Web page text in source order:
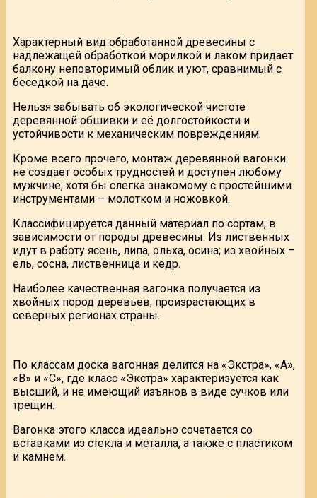
Характерный вид обработанной древесины с
надлежащей обработкой морилкой и лаком придает
балкону неповторимый облик и уют, сравнимый с
беседкой на даче.
Нельзя забывать об экологической чистоте
деревянной обшивки и её долгостойкости и
устойчивости к механическим повреждениям.
Кроме всего прочего, монтаж деревянной вагонки
не создает особых трудностей и доступен любому
мужчине, хотя бы слегка знакомому с простейшими
инструментами – молотком и ножовкой.
Классифицируется данный материал по сортам, в
зависимости от породы древесины. Из лиственных
идут в работу ясень, липа, ольха, осина; из хвойных –
ель, сосна, лиственница и кедр.
Наиболее качественная вагонка получается из
хвойных пород деревьев, произрастающих в
северных регионах страны.
По классам доска вагонная делится на «Экстра», «А»,
«В» и «С», где класс «Экстра» характеризуется как
высший, и не имеющий изъянов в виде сучков или
трещин.
Вагонка этого класса идеально сочетается со
вставками из стекла и металла, а также с пластиком
и камнем.